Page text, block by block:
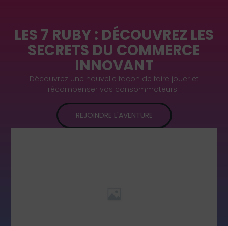
LES 7 RUBY : DÉCOUVREZ LES
SECRETS DU COMMERCE
INNOVANT
Découvrez une nouvelle façon de faire jouer et
récompenser vos consommateurs !
REJOINDRE L'AVENTURE